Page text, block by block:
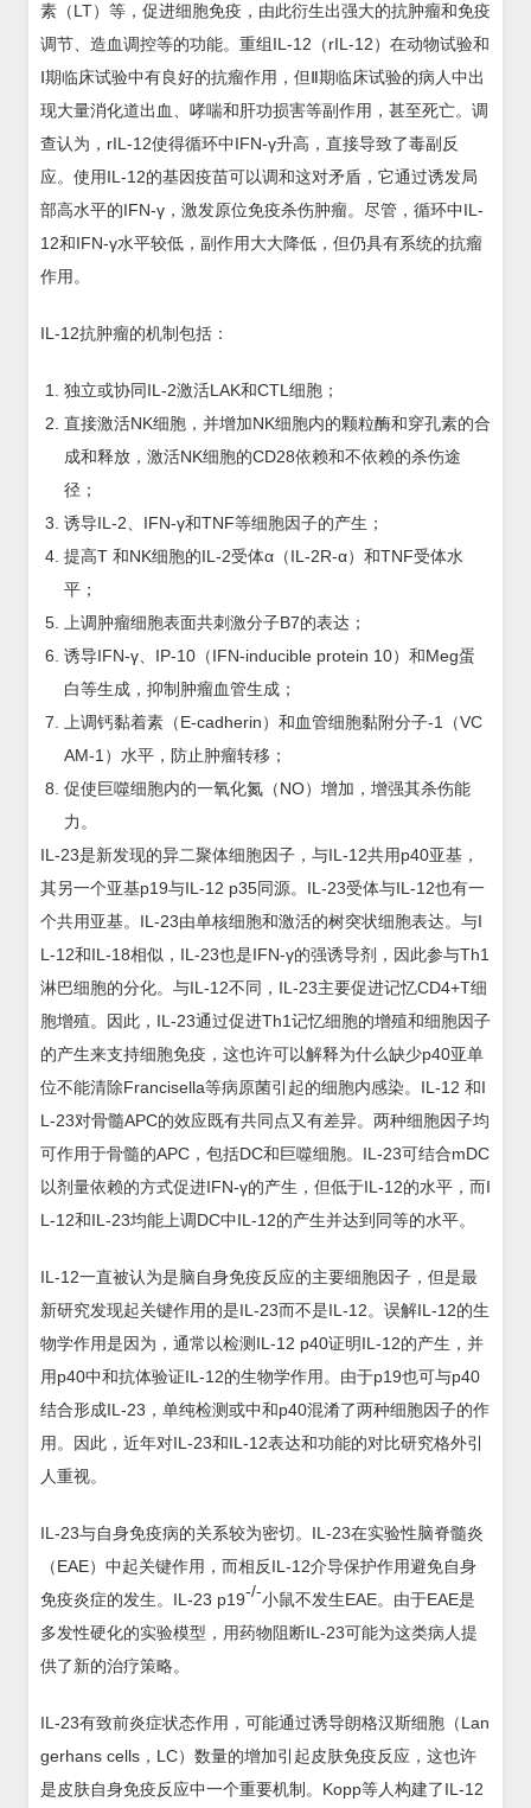
素（LT）等，促进细胞免疫，由此衍生出强大的抗肿瘤和免疫
调节、造血调控等的功能。重组IL-12（rIL-12）在动物试验和
Ⅰ期临床试验中有良好的抗瘤作用，但Ⅱ期临床试验的病人中出
现大量消化道出血、哮喘和肝功损害等副作用，甚至死亡。调
查认为，rIL-12使得循环中IFN-γ升高，直接导致了毒副反
应。使用IL-12的基因疫苗可以调和这对矛盾，它通过诱发局
部高水平的IFN-γ，激发原位免疫杀伤肿瘤。尽管，循环中IL-
12和IFN-γ水平较低，副作用大大降低，但仍具有系统的抗瘤
作用。
IL-12抗肿瘤的机制包括：
独立或协同IL-2激活LAK和CTL细胞；
直接激活NK细胞，并增加NK细胞内的颗粒酶和穿孔素的合
成和释放，激活NK细胞的CD28依赖和不依赖的杀伤途
径；
诱导IL-2、IFN-γ和TNF等细胞因子的产生；
提高T 和NK细胞的IL-2受体α（IL-2R-α）和TNF受体水
平；
上调肿瘤细胞表面共刺激分子B7的表达；
诱导IFN-γ、IP-10（IFN-inducible protein 10）和Meg蛋
白等生成，抑制肿瘤血管生成；
上调钙黏着素（E-cadherin）和血管细胞黏附分子-1（VC
AM-1）水平，防止肿瘤转移；
促使巨噬细胞内的一氧化氮（NO）增加，增强其杀伤能
力。
IL-23是新发现的异二聚体细胞因子，与IL-12共用p40亚基，
其另一个亚基p19与IL-12 p35同源。IL-23受体与IL-12也有一
个共用亚基。IL-23由单核细胞和激活的树突状细胞表达。与I
L-12和IL-18相似，IL-23也是IFN-γ的强诱导剂，因此参与Th1
淋巴细胞的分化。与IL-12不同，IL-23主要促进记忆CD4+T细
胞增殖。因此，IL-23通过促进Th1记忆细胞的增殖和细胞因子
的产生来支持细胞免疫，这也许可以解释为什么缺少p40亚单
位不能清除Francisella等病原菌引起的细胞内感染。IL-12 和I
L-23对骨髓APC的效应既有共同点又有差异。两种细胞因子均
可作用于骨髓的APC，包括DC和巨噬细胞。IL-23可结合mDC
以剂量依赖的方式促进IFN-γ的产生，但低于IL-12的水平，而I
L-12和IL-23均能上调DC中IL-12的产生并达到同等的水平。
IL-12一直被认为是脑自身免疫反应的主要细胞因子，但是最
新研究发现起关键作用的是IL-23而不是IL-12。误解IL-12的生
物学作用是因为，通常以检测IL-12 p40证明IL-12的产生，并
用p40中和抗体验证IL-12的生物学作用。由于p19也可与p40
结合形成IL-23，单纯检测或中和p40混淆了两种细胞因子的作
用。因此，近年对IL-23和IL-12表达和功能的对比研究格外引
人重视。
IL-23与自身免疫病的关系较为密切。IL-23在实验性脑脊髓炎
（EAE）中起关键作用，而相反IL-12介导保护作用避免自身
免疫炎症的发生。IL-23 p19-/-小鼠不发生EAE。由于EAE是
多发性硬化的实验模型，用药物阻断IL-23可能为这类病人提
供了新的治疗策略。
IL-23有致前炎症状态作用，可能通过诱导朗格汉斯细胞（Lan
gerhans cells，LC）数量的增加引起皮肤免疫反应，这也许
是皮肤自身免疫反应中一个重要机制。Kopp等人构建了IL-12